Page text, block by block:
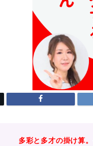
多彩と多才の掛け算